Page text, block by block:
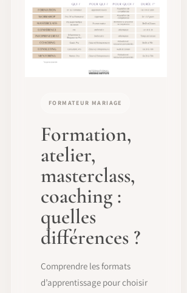
FORMATEUR MARIAGE
Formation,
atelier,
masterclass,
coaching :
quelles
différences ?
Comprendre les formats
d’apprentissage pour choisir